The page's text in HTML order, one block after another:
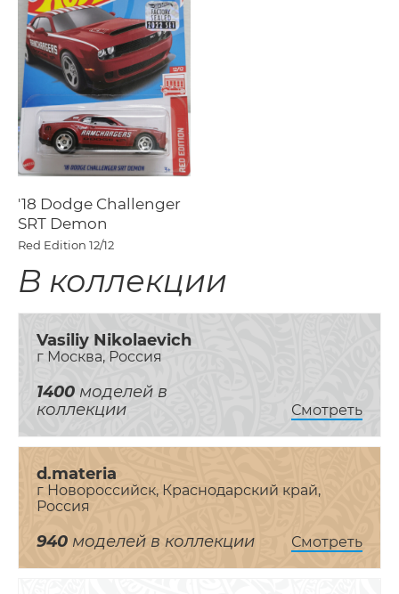
'18 Dodge Challenger
SRT Demon
Red Edition 12/12
В коллекции
Vasiliy Nikolaevich
г Москва, Россия
1400 моделей в
коллекции
Смотреть
d.materia
г Новороссийск, Краснодарский край,
Россия
940 моделей в коллекции Смотреть